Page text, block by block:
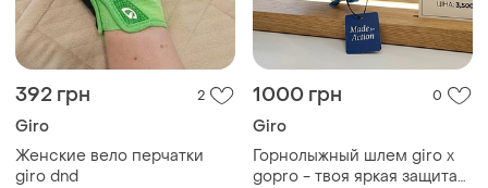
392 грн 2
Giro
Женские вело перчатки
giro dnd
1000 грн 0
Giro
Горнолыжный шлем giro x
gopro - твоя яркая защита